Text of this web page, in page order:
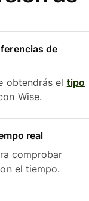
de
obtendrás el tipo
Wise.
real
comprobar
el tiempo.